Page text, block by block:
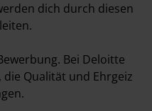
dich durch diesen
Bei Deloitte
Qualität und Ehrgeiz